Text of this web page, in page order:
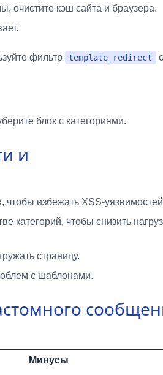
очистите кэш сайта и браузера.
фильтр template_redirect
с
блок с категориями.
и
чтобы избежать XSS-
категорий, чтобы снизить
страницу.
с шаблонами.
Минусы